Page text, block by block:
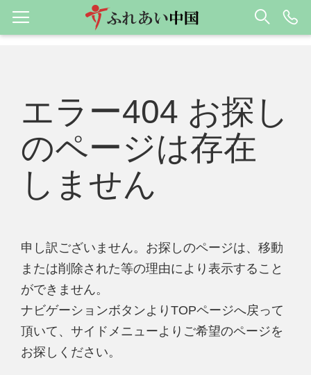
エラー404 お探し
のページは存在
しません
申し訳ございません。お探しのページは、移動
または削除された等の理由により表示すること
ができません。
ナビゲーションボタンよりTOPページへ戻って
頂いて、サイドメニューよりご希望のページを
お探しください。